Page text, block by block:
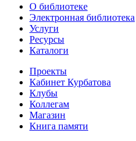
О библиотеке
Электронная библиотека
Услуги
Ресурсы
Каталоги
Проекты
Кабинет Курбатова
Клубы
Коллегам
Магазин
Книга памяти